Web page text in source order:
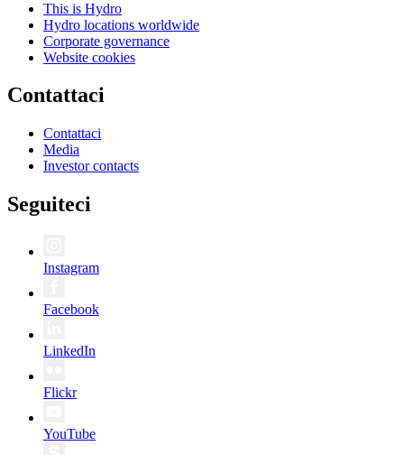
This is Hydro
Hydro locations worldwide
Corporate governance
Website cookies
Contattaci
Contattaci
Media
Investor contacts
Seguiteci
Instagram
Facebook
LinkedIn
Flickr
YouTube